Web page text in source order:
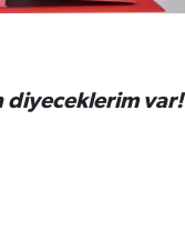
diyeceklerim var!